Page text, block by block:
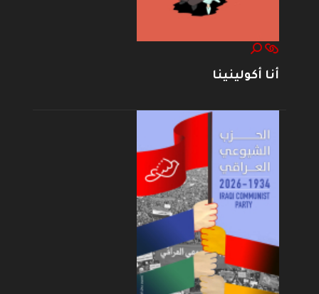
أنا أكولينينا